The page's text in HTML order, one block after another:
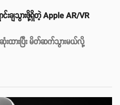
င်းချသွားဖို့ရှိတဲ့ Apple AR/VR
းထားပြီး မိတ်ဆက်သွားမယ်လို့